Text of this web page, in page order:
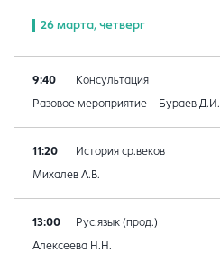
26 марта, четверг
9:40 Консультация
Разовое мероприятие Бураев Д.И.
11:20 История ср.веков
Михалев А.В.
13:00 Рус.язык (прод.)
Алексеева Н.Н.